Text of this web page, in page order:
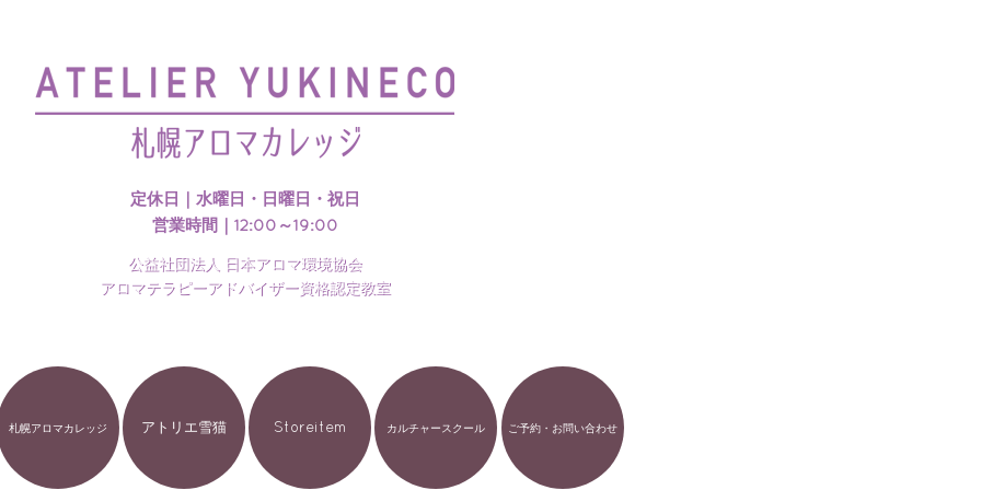
公益社団法人 日本アロマ環境協会
アロマテラピーアドバイザー資格認定教室
定休日｜水曜日・日曜日・祝日
営業時間｜12:00～19:00
札幌アロマカレッジ アトリエ雪猫 Storeitem カルチャースクール ご予約・お問い合わせ